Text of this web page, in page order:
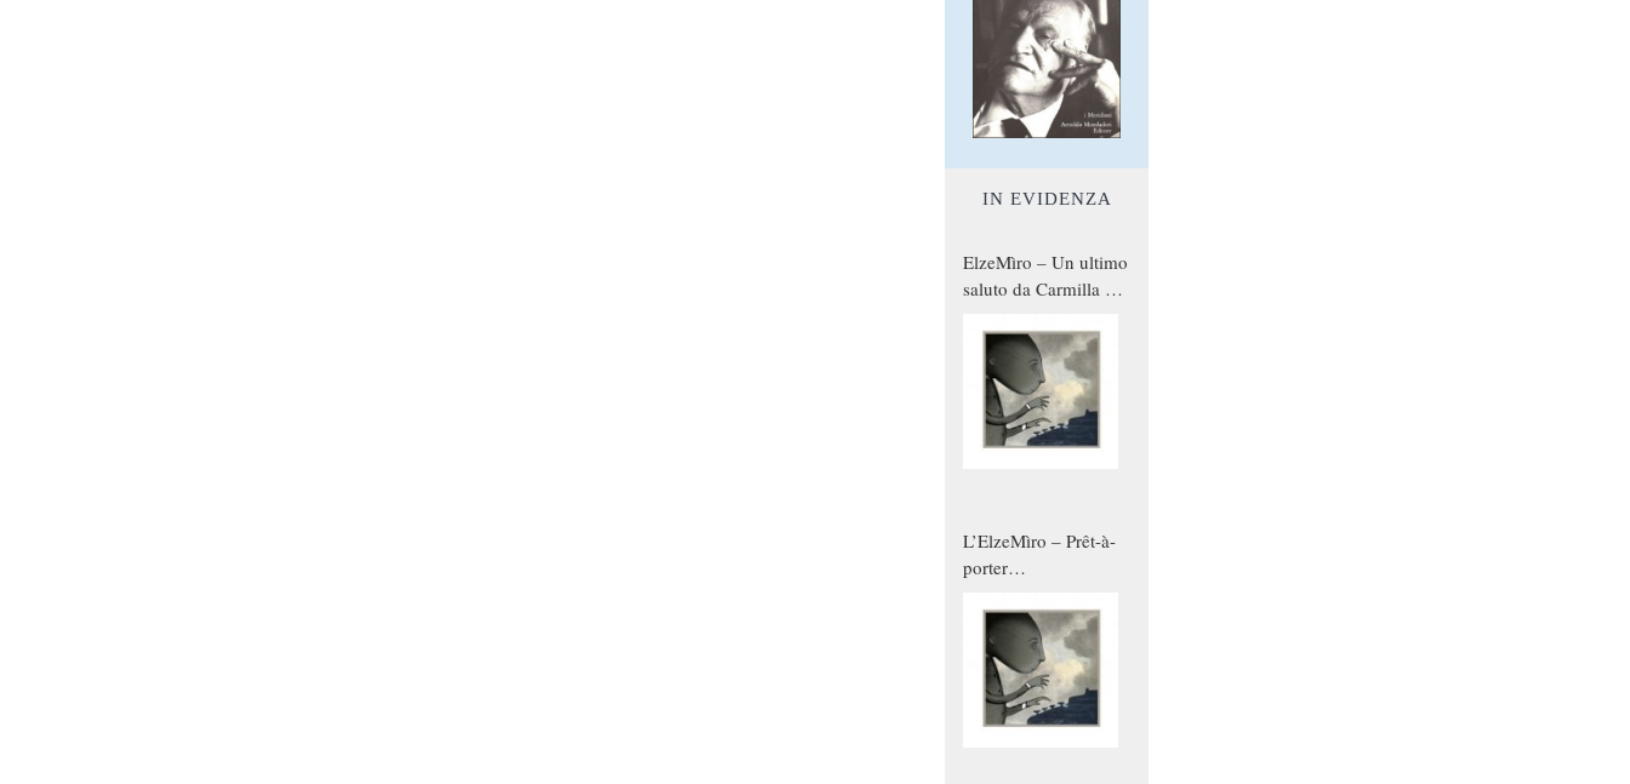
IN EVIDENZA
ElzeMìro – Un ultimo
saluto da Carmilla a
qualche modo sono
donne
L’ElzeMìro – Prêt-à-
porter